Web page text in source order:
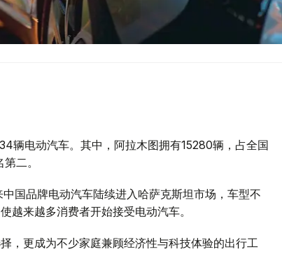
辆电动汽车。其中，阿拉木图拥有15280辆，占全国
二。
国品牌电动汽车陆续进入哈萨克斯坦市场，车型不
越来越多消费者开始接受电动汽车。
，更成为不少家庭兼顾经济性与科技体验的出行工